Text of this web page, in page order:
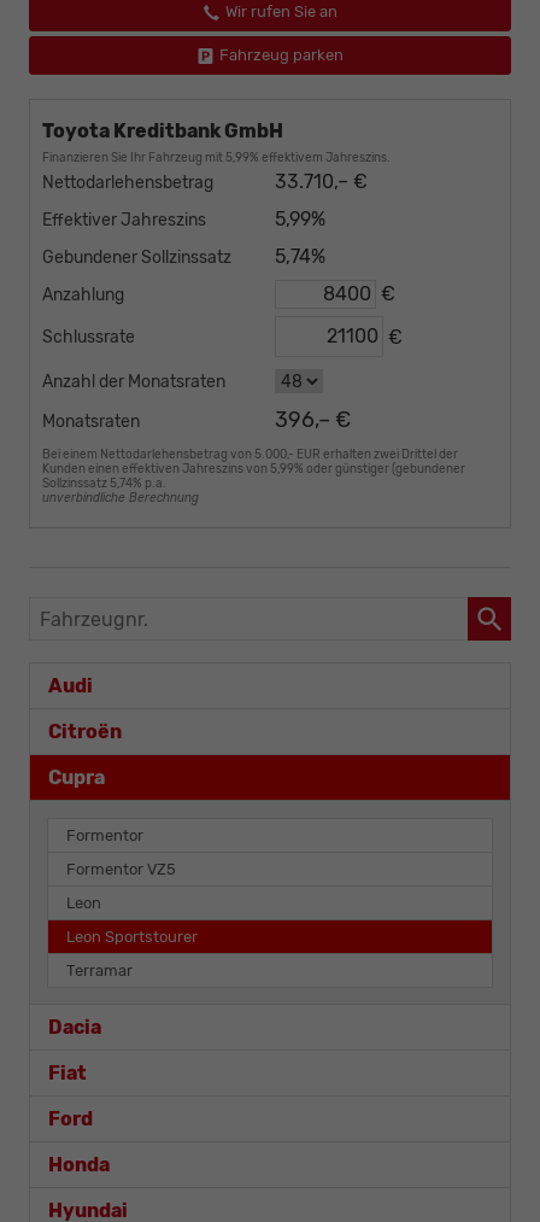
Wir rufen Sie an
Fahrzeug parken
Toyota Kreditbank GmbH
Finanzieren Sie Ihr Fahrzeug mit 5,99% effektivem Jahreszins.
Nettodarlehensbetrag 33.710,– €
Effektiver Jahreszins 5,99%
Gebundener Sollzinssatz 5,74%
Anzahlung €
Schlussrate €
Anzahl der Monatsraten
Monatsraten
396,– €
Bei einem Nettodarlehensbetrag von 5.000,- EUR erhalten zwei Drittel der
Kunden einen effektiven Jahreszins von 5,99% oder günstiger (gebundener
Sollzinssatz 5,74% p.a.
unverbindliche Berechnung
Fahrzeugnr.
Audi
Citroën
Cupra
Formentor
Formentor VZ5
Leon
Leon Sportstourer
Terramar
Dacia
Fiat
Ford
Honda
Hyundai